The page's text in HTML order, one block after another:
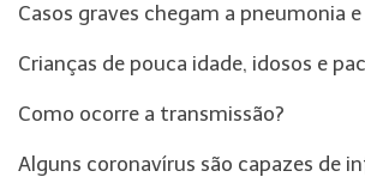
Casos graves chegam a pneumonia
Crianças de pouca idade, idosos e
Como ocorre a transmissão?
Alguns coronavírus são capazes de